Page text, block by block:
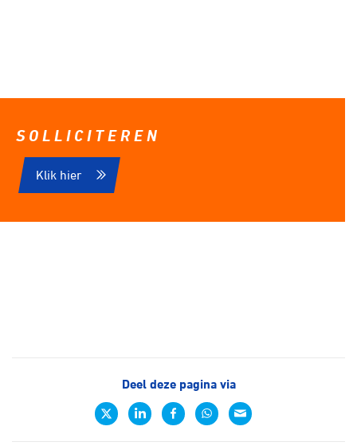
SOLLICITEREN
Klik hier
Deel deze pagina via